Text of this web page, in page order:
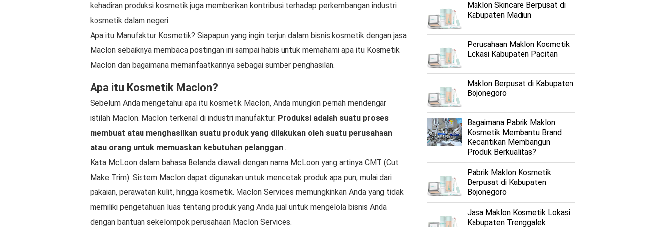
kehadiran produksi kosmetik juga memberikan kontribusi terhadap perkembangan industri
kosmetik dalam negeri.
Apa itu Manufaktur Kosmetik? Siapapun yang ingin terjun dalam bisnis kosmetik dengan jasa
Maclon sebaiknya membaca postingan ini sampai habis untuk memahami apa itu Kosmetik
Maclon dan bagaimana memanfaatkannya sebagai sumber penghasilan.
Apa itu Kosmetik Maclon?
Sebelum Anda mengetahui apa itu kosmetik Maclon, Anda mungkin pernah mendengar
istilah Maclon. Maclon terkenal di industri manufaktur. Produksi adalah suatu proses
membuat atau menghasilkan suatu produk yang dilakukan oleh suatu perusahaan
atau orang untuk memuaskan kebutuhan pelanggan .
Kata McLoon dalam bahasa Belanda diawali dengan nama McLoon yang artinya CMT (Cut
Make Trim). Sistem Maclon dapat digunakan untuk mencetak produk apa pun, mulai dari
pakaian, perawatan kulit, hingga kosmetik. Maclon Services memungkinkan Anda yang tidak
memiliki pengetahuan luas tentang produk yang Anda jual untuk mengelola bisnis Anda
dengan bantuan sekelompok perusahaan Maclon Services.
Maklon Skincare Berpusat di
Kabupaten Madiun
Perusahaan Maklon Kosmetik
Lokasi Kabupaten Pacitan
Maklon Berpusat di Kabupaten
Bojonegoro
Bagaimana Pabrik Maklon
Kosmetik Membantu Brand
Kecantikan Membangun
Produk Berkualitas?
Pabrik Maklon Kosmetik
Berpusat di Kabupaten
Bojonegoro
Jasa Maklon Kosmetik Lokasi
Kabupaten Trenggalek